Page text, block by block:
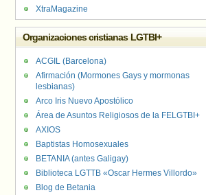
XtraMagazine
Organizaciones cristianas LGTBI+
ACGIL (Barcelona)
Afirmación (Mormones Gays y mormonas
lesbianas)
Arco Iris Nuevo Apostólico
Área de Asuntos Religiosos de la FELGTBI+
AXIOS
Baptistas Homosexuales
BETANIA (antes Galigay)
Biblioteca LGTTB «Oscar Hermes Villordo»
Blog de Betania